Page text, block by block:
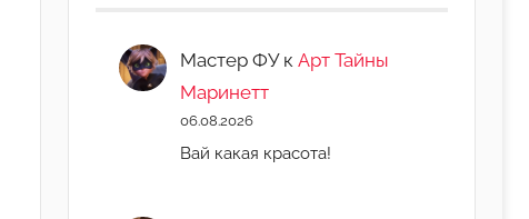
Мастер ФУкАрт Тайны
Маринетт
06.08.2026
Вай какая красота!